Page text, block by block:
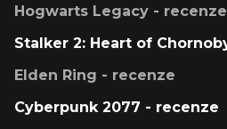
Hogwarts Legacy - recenze
Stalker 2: Heart of
Elden Ring - recenze
Cyberpunk 2077 - recenze